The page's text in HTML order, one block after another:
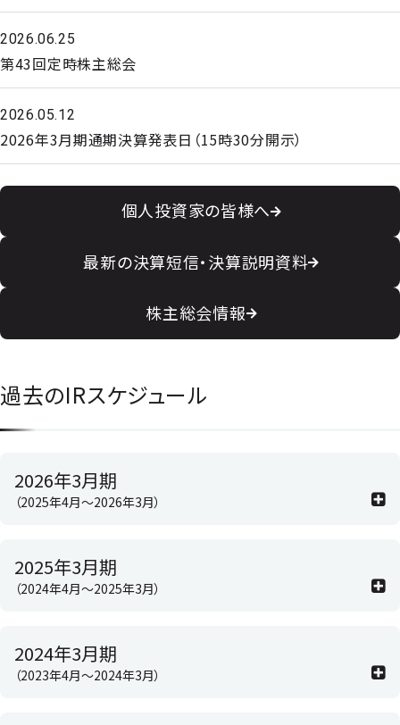
2026.06.25
第43回定時株主総会
2026.05.12
2026年3月期通期決算発表日（15時30分開示）
個人投資家の皆様へ
最新の決算短信・決算説明資料
株主総会情報
過去のIRスケジュール
2026年3月期
（2025年4月～2026年3月）
2025年3月期
（2024年4月～2025年3月）
2024年3月期
（2023年4月～2024年3月）